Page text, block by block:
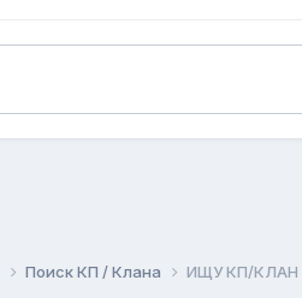
Поиск КП / Клана ИЩУ КП/КЛАН